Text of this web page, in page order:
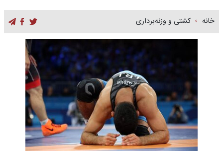
خانه کشتی و وزنه‌برداری